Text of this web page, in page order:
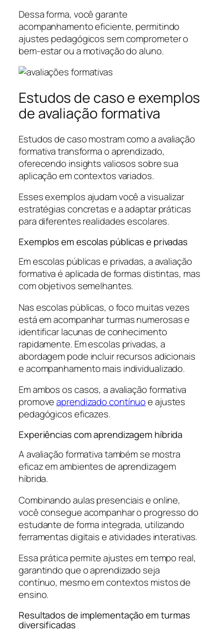
Dessa forma, você garante
acompanhamento eficiente, permitindo
ajustes pedagógicos sem comprometer o
bem-estar ou a motivação do aluno.
Estudos de caso e exemplos
de avaliação formativa
Estudos de caso mostram como a avaliação
formativa transforma o aprendizado,
oferecendo insights valiosos sobre sua
aplicação em contextos variados.
Esses exemplos ajudam você a visualizar
estratégias concretas e a adaptar práticas
para diferentes realidades escolares.
Exemplos em escolas públicas e privadas
Em escolas públicas e privadas, a avaliação
formativa é aplicada de formas distintas, mas
com objetivos semelhantes.
Nas escolas públicas, o foco muitas vezes
está em acompanhar turmas numerosas e
identificar lacunas de conhecimento
rapidamente. Em escolas privadas, a
abordagem pode incluir recursos adicionais
e acompanhamento mais individualizado.
Em ambos os casos, a avaliação formativa
promoveaprendizado contínuoe ajustes
pedagógicos eficazes.
Experiências com aprendizagem híbrida
A avaliação formativa também se mostra
eficaz em ambientes de aprendizagem
híbrida.
Combinando aulas presenciais e online,
você consegue acompanhar o progresso do
estudante de forma integrada, utilizando
ferramentas digitais e atividades interativas.
Essa prática permite ajustes em tempo real,
garantindo que o aprendizado seja
contínuo, mesmo em contextos mistos de
ensino.
Resultados de implementação em turmas
diversificadas